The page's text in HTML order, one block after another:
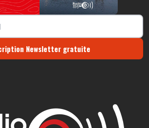
Newsletter gratuite